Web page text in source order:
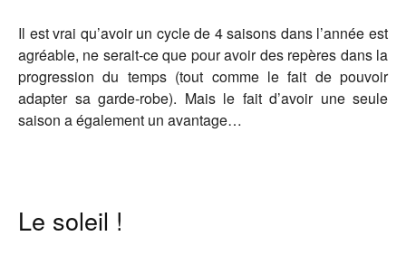
Il est vrai qu’avoir un cycle de 4 saisons dans l’année est
agréable, ne serait-ce que pour avoir des repères dans la
progression du temps (tout comme le fait de pouvoir
adapter sa garde-robe). Mais le fait d’avoir une seule
saison a également un avantage…
Le soleil !